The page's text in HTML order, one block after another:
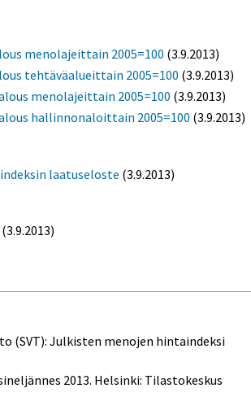
menolajeittain 2005=100 (3.9.2013)
tehtäväalueittain 2005=100 (3.9.2013)
menolajeittain 2005=100 (3.9.2013)
hallinnonaloittain 2005=100 (3.9.2013)
laatuseloste (3.9.2013)
(3.9.2013)
(SVT): Julkisten menojen hintaindeksi
2013. Helsinki: Tilastokeskus